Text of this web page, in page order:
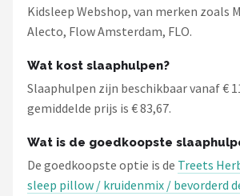
Kidsleep Webshop, van merken zoals
Alecto, Flow Amsterdam, FLO.
Wat kost slaaphulpen?
Slaaphulpen zijn beschikbaar vanaf €
gemiddelde prijs is € 83,67.
Wat is de goedkoopste
De goedkoopste optie is de Treets
sleep pillow / kruidenmix / bevorderd